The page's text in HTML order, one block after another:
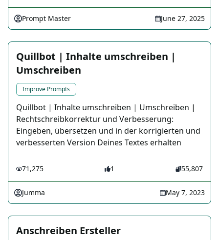
Prompt Master June 27, 2025
Quillbot | Inhalte umschreiben |
Umschreiben
Improve Prompts
Quillbot | Inhalte umschreiben | Umschreiben |
Rechtschreibkorrektur und Verbesserung:
Eingeben, übersetzen und in der korrigierten und
verbesserten Version Deines Textes erhalten
71,275 1 55,807
Jumma May 7, 2023
Anschreiben Ersteller